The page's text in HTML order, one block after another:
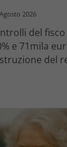
2026
del
e 71mila
del